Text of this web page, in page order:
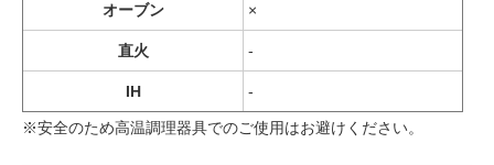
オーブン ×
直火 -
IH -
※安全のため高温調理器具でのご使用はお避けください。